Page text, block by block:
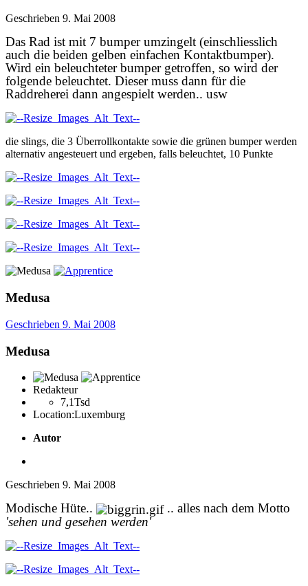
Geschrieben 9. Mai 2008
Das Rad ist mit 7 bumper umzingelt (einschliesslich
auch die beiden gelben einfachen Kontaktbumper).
Wird ein beleuchteter bumper getroffen, so wird der
folgende beleuchtet. Dieser muss dann für die
Raddreherei dann angespielt werden.. usw
die slings, die 3 Überrollkontakte sowie die grünen bumper werden
alternativ angesteuert und ergeben, falls beleuchtet, 10 Punkte
Medusa
Geschrieben 9. Mai 2008
Medusa
Redakteur
7,1Tsd
Location:Luxemburg
Autor
Geschrieben 9. Mai 2008
Modische Hüte..
.. alles nach dem Motto
'sehen und gesehen werden'